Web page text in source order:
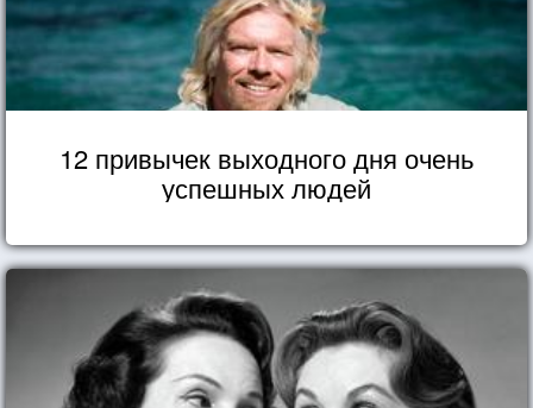
12 привычек выходного дня очень
успешных людей